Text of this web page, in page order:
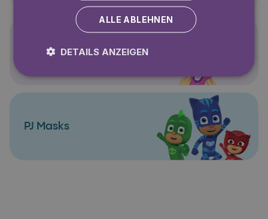
Polly Pocket
PJ Masks
ALLE ABLEHNEN
DETAILS ANZEIGEN